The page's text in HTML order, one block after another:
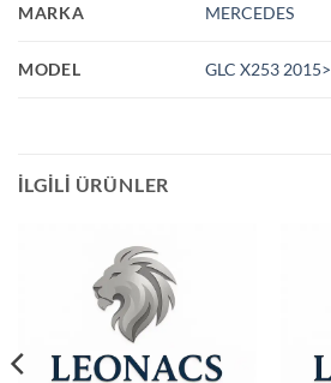
MARKA MERCEDES
MODEL GLC X253 2015>
İLGILI ÜRÜNLER